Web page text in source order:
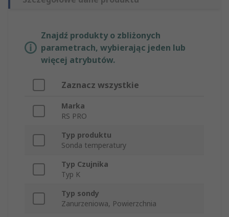
Znajdź produkty o zbliżonych
parametrach, wybierając jeden lub
więcej atrybutów.
Zaznacz wszystkie
Marka
RS PRO
Typ produktu
Sonda temperatury
Typ Czujnika
Typ K
Typ sondy
Zanurzeniowa, Powierzchnia